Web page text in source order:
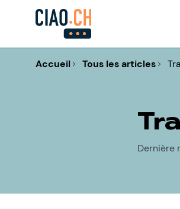
Accueil Tous les articles
Dernière